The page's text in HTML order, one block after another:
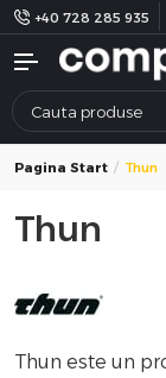
+40 728 285 935
Pagina Start Thun
Thun
Thun este un